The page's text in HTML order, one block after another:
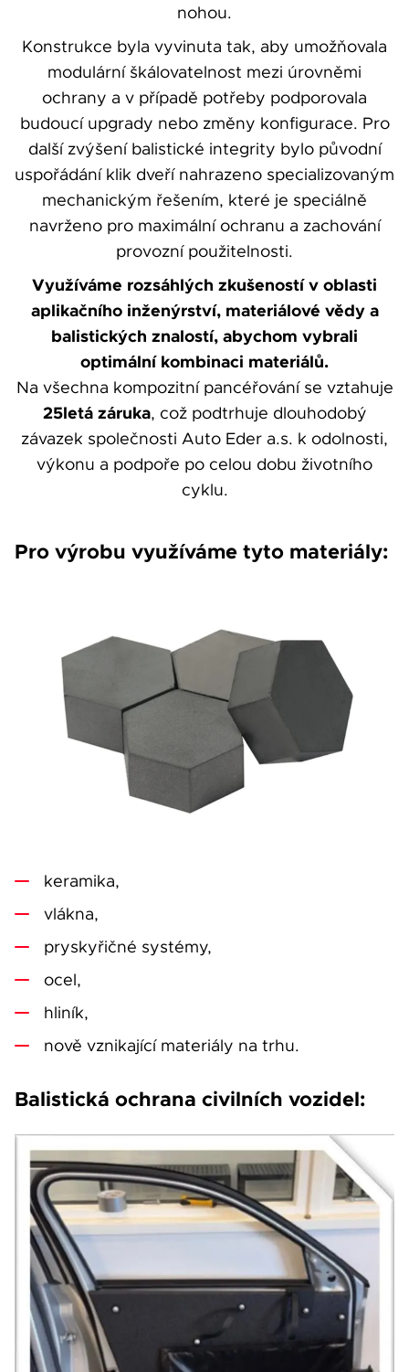
nohou.
Konstrukce byla vyvinuta tak, aby umožňovala
modulární škálovatelnost mezi úrovněmi
ochrany a v případě potřeby podporovala
budoucí upgrady nebo změny konfigurace. Pro
další zvýšení balistické integrity bylo původní
uspořádání klik dveří nahrazeno specializovaným
mechanickým řešením, které je speciálně
navrženo pro maximální ochranu a zachování
provozní použitelnosti.
Využíváme rozsáhlých zkušeností v oblasti
aplikačního inženýrství, materiálové vědy a
balistických znalostí, abychom vybrali
optimální kombinaci materiálů.
Na všechna kompozitní pancéřování se vztahuje
25letá záruka, což podtrhuje dlouhodobý
závazek společnosti Auto Eder a.s. k odolnosti,
výkonu a podpoře po celou dobu životního
cyklu.
Pro výrobu využíváme tyto materiály:
keramika,
vlákna,
pryskyřičné systémy,
ocel,
hliník,
nově vznikající materiály na trhu.
Balistická ochrana civilních vozidel:
Pole označená * jsou povinná.
Odeslat